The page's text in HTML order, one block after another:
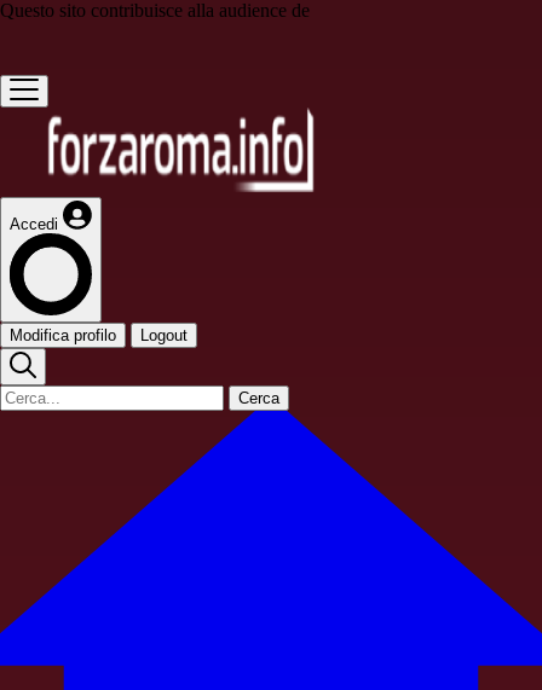
Questo sito contribuisce alla audience de
Accedi
Modifica profilo Logout
Cerca